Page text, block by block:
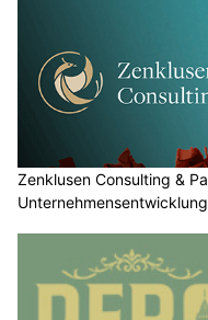
Zenklusen Consulting &
Unternehmensentwicklung